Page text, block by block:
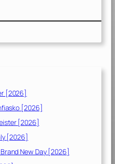
[2026]
[2026]
[2026]
[2026]
New Day [2026]